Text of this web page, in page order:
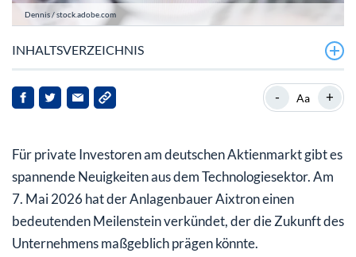
Dennis / stock.adobe.com
INHALTSVERZEICHNIS
Der Renesas-Deal im Detail: Volle Kraft für die
Großserienfertigung
profitiert
Regulatorische Pflichtmitteilungen: Bewegungen im
Hintergrund
Fazit für Investoren: Kursanalyse und langfristige
- Aa +
Für private Investoren am deutschen Aktienmarkt gibt es
spannende Neuigkeiten aus dem Technologiesektor. Am
7. Mai 2026 hat der Anlagenbauer Aixtron einen
bedeutenden Meilenstein verkündet, der die Zukunft des
Unternehmens maßgeblich prägen könnte.